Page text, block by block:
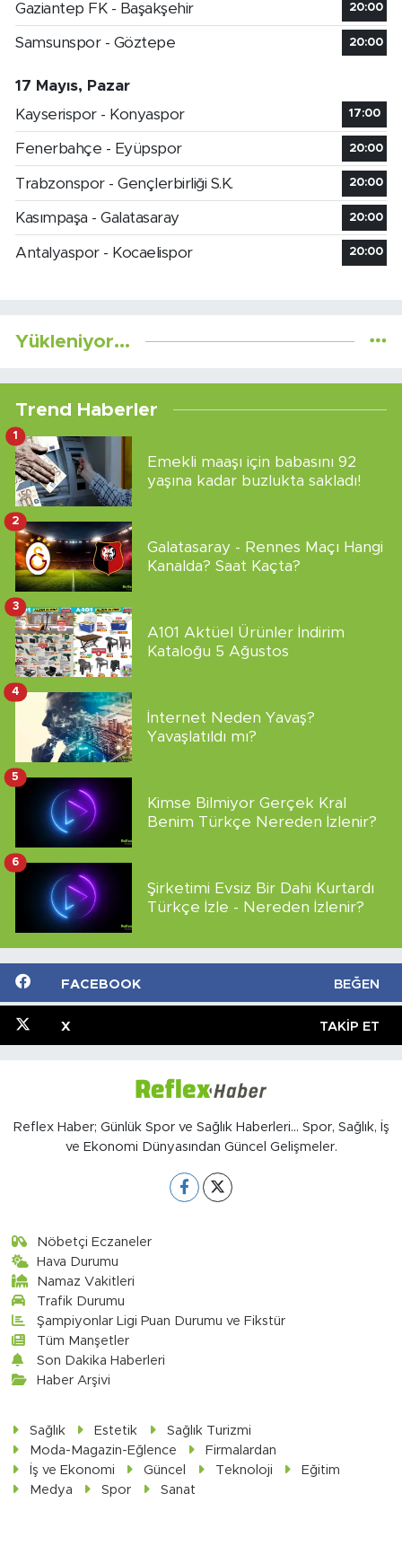
Gaziantep FK - Başakşehir 20:00
Samsunspor - Göztepe 20:00
17 Mayıs, Pazar
Kayserispor - Konyaspor
17:00
Fenerbahçe - Eyüpspor 20:00
Trabzonspor - Gençlerbirliği S.K. 20:00
Kasımpaşa - Galatasaray 20:00
Antalyaspor - Kocaelispor 20:00
Yükleniyor...
Trend Haberler
Emekli maaşı için babasını 92
yaşına kadar buzlukta sakladı!
1
Galatasaray - Rennes Maçı Hangi
Kanalda? Saat Kaçta?
2
A101 Aktüel Ürünler İndirim
Kataloğu 5 Ağustos
3
İnternet Neden Yavaş?
Yavaşlatıldı mı?
4
Kimse Bilmiyor Gerçek Kral
Benim Türkçe Nereden İzlenir?
5
Şirketimi Evsiz Bir Dahi Kurtardı
Türkçe İzle - Nereden İzlenir?
6
FACEBOOK BEĞEN
X TAKIP ET
Reflex Haber; Günlük Spor ve Sağlık Haberleri... Spor, Sağlık, İş
ve Ekonomi Dünyasından Güncel Gelişmeler.
Nöbetçi Eczaneler
Hava Durumu
Namaz Vakitleri
Trafik Durumu
Şampiyonlar Ligi Puan Durumu ve Fikstür
Tüm Manşetler
Son Dakika Haberleri
Haber Arşivi
Sağlık Estetik
Sağlık Turizmi
Moda-Magazin-Eğlence
Firmalardan
İş ve Ekonomi
Güncel Teknoloji
Eğitim
Medya
Spor Sanat